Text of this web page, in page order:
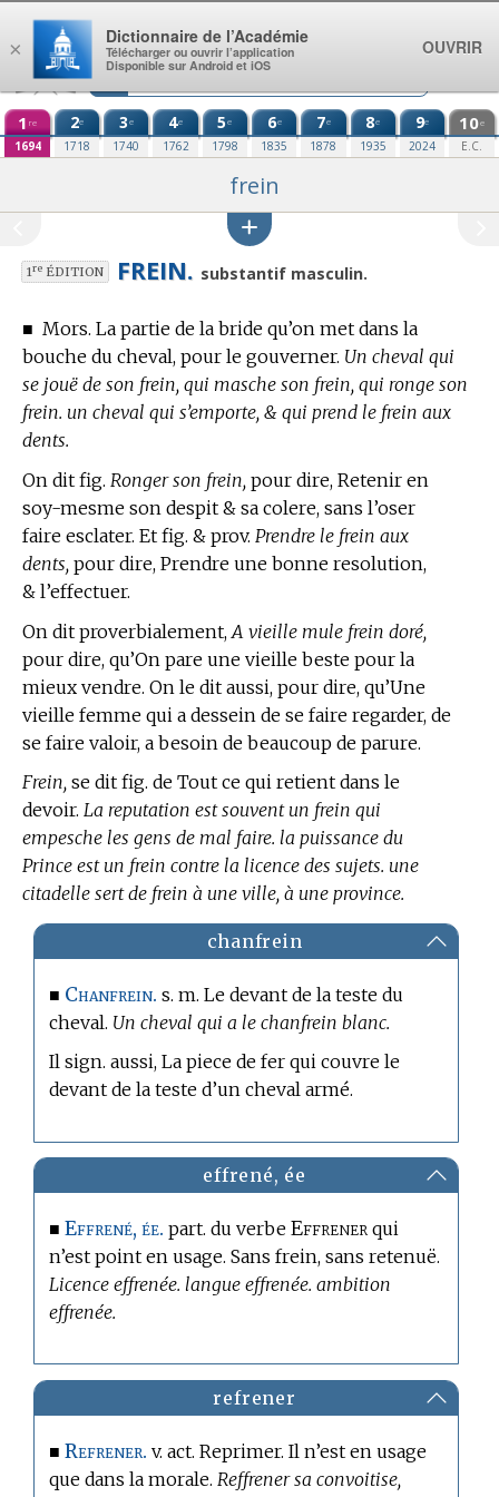
Aller au contenu
1 re
1694
2e
1718
3e
1740
4e
1762
5e
1798
6e
1835
7e
1878
8e
1935
9e
2024
10e
E.C.
frein
1reÉDITION FREIN. substantif masculin.
■ Mors. La partie de la bride qu’on met dans la
bouche du cheval, pour le gouverner. Un cheval qui
se jouë de son frein, qui masche son frein, qui ronge son
frein. un cheval qui s’emporte, & qui prend le frein aux
dents.
On dit fig. Ronger son frein, pour dire, Retenir en
soy-mesme son despit & sa colere, sans l’oser
faire esclater. Et fig. & prov. Prendre le frein aux
dents, pour dire, Prendre une bonne resolution,
& l’effectuer.
On dit proverbialement, A vieille mule frein doré,
pour dire, qu’On pare une vieille beste pour la
mieux vendre. On le dit aussi, pour dire, qu’Une
vieille femme qui a dessein de se faire regarder, de
se faire valoir, a besoin de beaucoup de parure.
Frein, se dit fig. de Tout ce qui retient dans le
devoir. La reputation est souvent un frein qui
empesche les gens de mal faire. la puissance du
Prince est un frein contre la licence des sujets. une
citadelle sert de frein à une ville, à une province.
chanfrein
■ Chanfrein. s. m. Le devant de la teste du
cheval. Un cheval qui a le chanfrein blanc.
Il sign. aussi, La piece de fer qui couvre le
devant de la teste d’un cheval armé.
effrené, ée
■Effrené, ée. part. du verbeEffrener qui
n’est point en usage. Sans frein, sans retenuë.
Licence effrenée. langue effrenée. ambition
effrenée.
refrener
■Refrener. v. act. Reprimer. Il n’est en usage
que dans la morale. Reffrener sa convoitise,
×
Dictionnaire de l’Académie
Télécharger ou ouvrir l’application
Disponible sur Android et iOS
OUVRIR